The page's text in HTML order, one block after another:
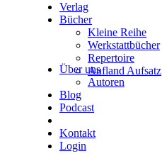
Verlag
Bücher
Kleine Reihe
Werkstattbücher
Repertoire
Aufland Aufsatz
Über uns
Autoren
Blog
Podcast
Kontakt
Login